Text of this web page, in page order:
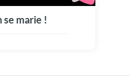
se marie !